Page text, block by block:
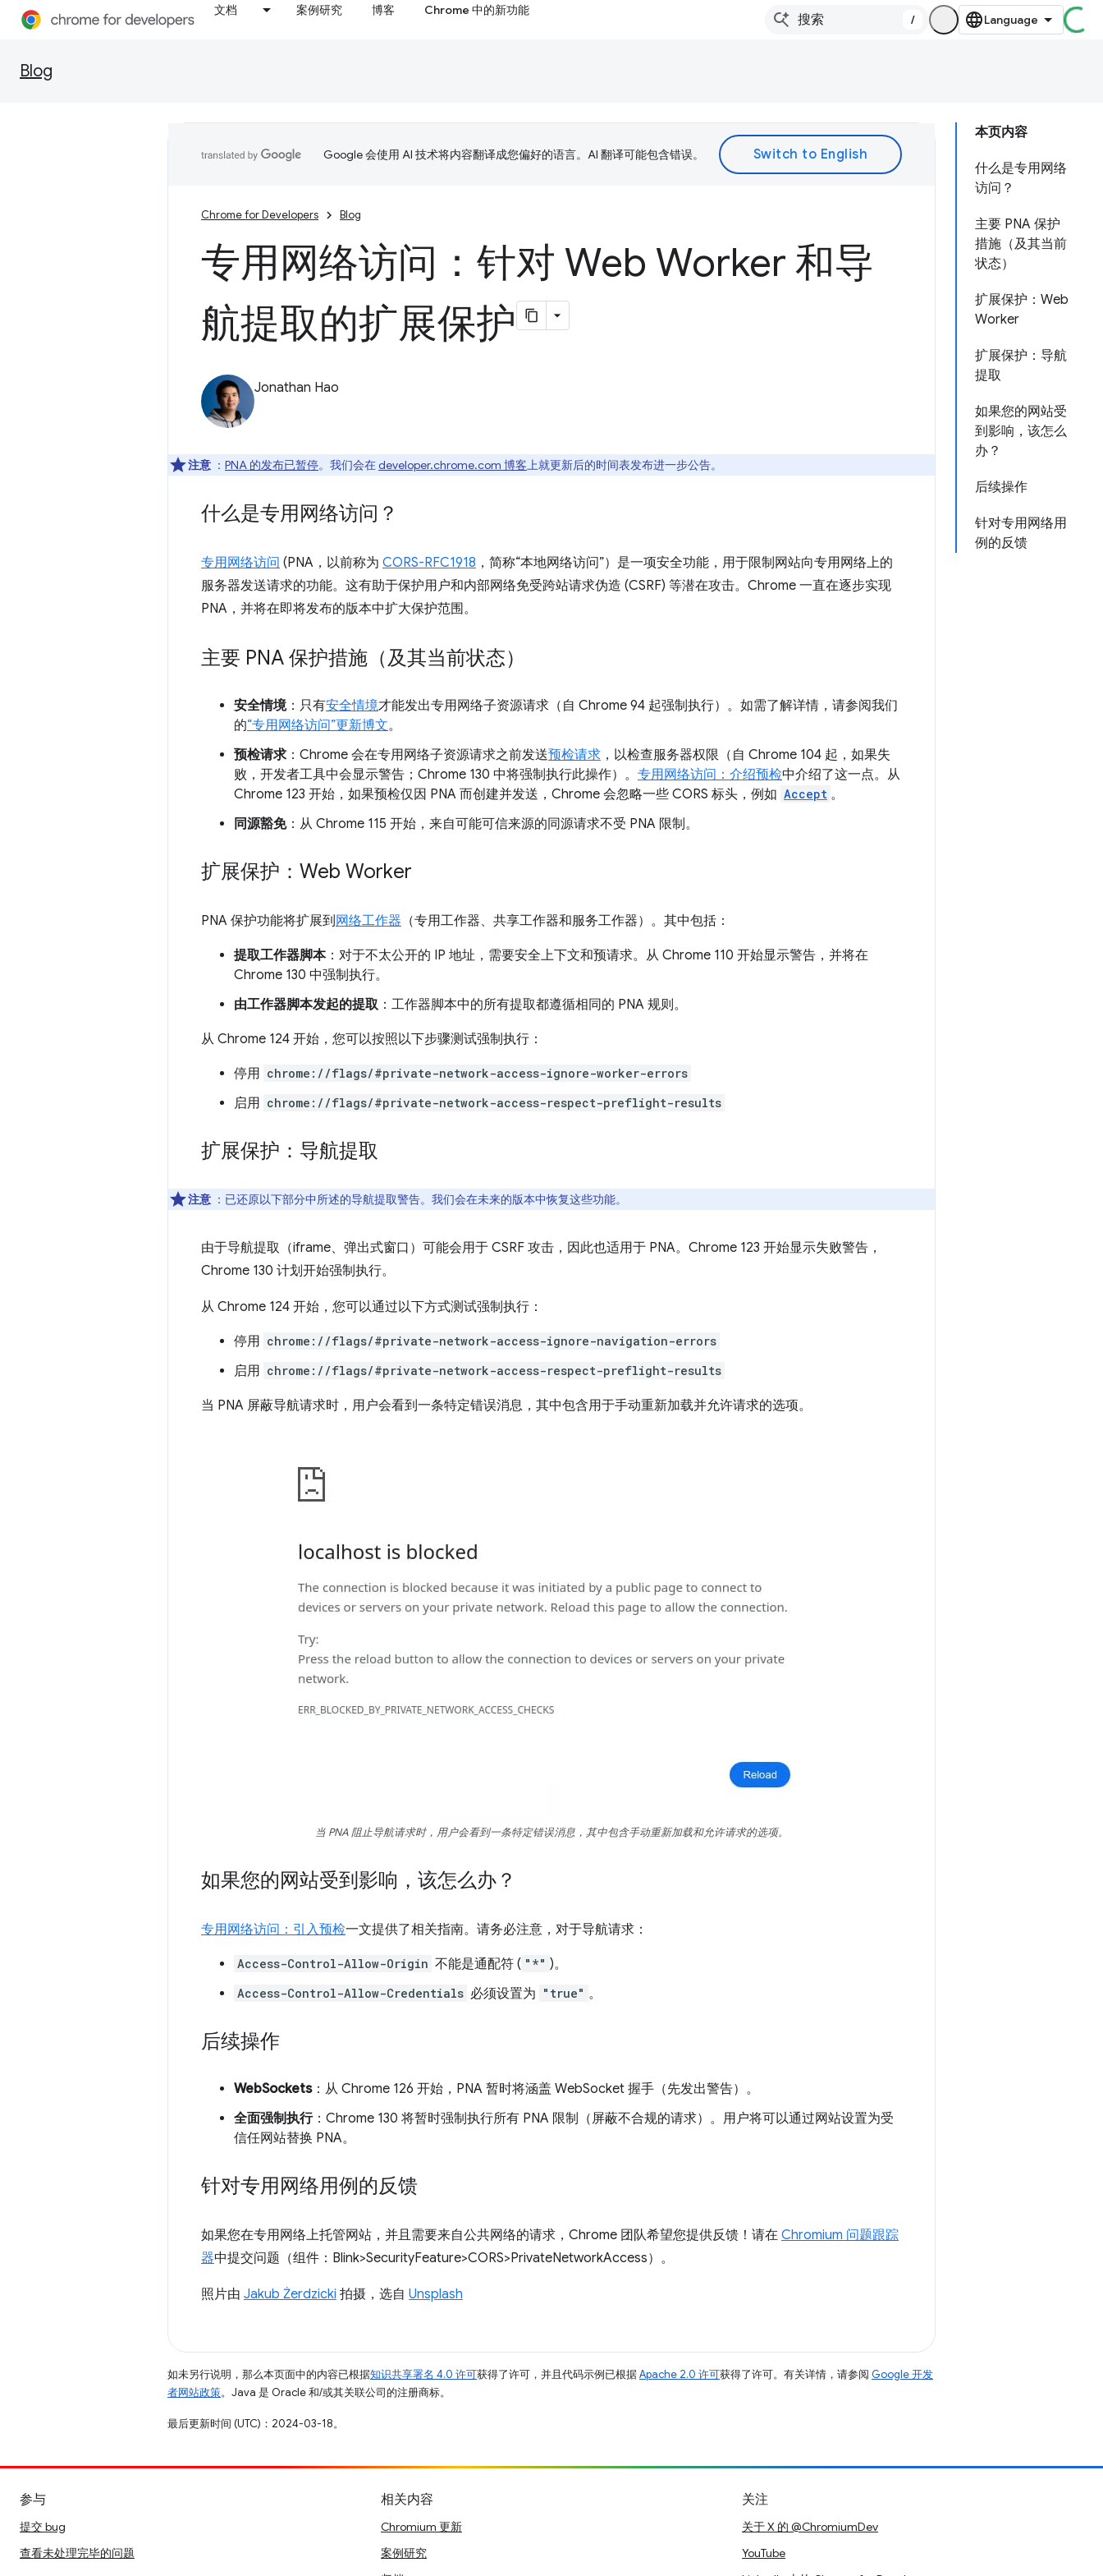
文档 案例研究 博客 Chrome 中的新功能
/
Blog
本页内容
什么是专用网络
访问？
主要 PNA 保护
措施（及其当前
状态）
扩展保护：Web
Worker
扩展保护：导航
提取
如果您的网站受
到影响，该怎么
办？
后续操作
针对专用网络用
例的反馈
Google 会使用 AI 技术将内容翻译成您偏好的语言。AI 翻译可能包含错误。
Chrome for Developers Blog
专用网络访问：针对 Web Worker 和导
航提取的扩展保护
Jonathan Hao
注意 ： PNA 的发布已暂停。我们会在developer.chrome.com 博客上就更新后的时间表发布进一步公告。
什么是专用网络访问？
专用网络访问 (PNA，以前称为 CORS-RFC1918 ，简称“本地网络访问”）是一项安全功能，用于限制网站向专用网络上的
服务器发送请求的功能。这有助于保护用户和内部网络免受跨站请求伪造 (CSRF) 等潜在攻击。Chrome 一直在逐步实现
PNA，并将在即将发布的版本中扩大保护范围。
主要 PNA 保护措施（及其当前状态）
安全情境：只有安全情境才能发出专用网络子资源请求（自 Chrome 94 起强制执行）。如需了解详情，请参阅我们
的“专用网络访问”更新博文。
预检请求 ：Chrome 会在专用网络子资源请求之前发送预检请求 ，以检查服务器权限（自 Chrome 104 起，如果失
败，开发者工具中会显示警告；Chrome 130 中将强制执行此操作）。 专用网络访问：介绍预检中介绍了这一点。从
Chrome 123 开始，如果预检仅因 PNA 而创建并发送，Chrome 会忽略一些 CORS 标头，例如 Accept 。
同源豁免：从 Chrome 115 开始，来自可能可信来源的同源请求不受 PNA 限制。
扩展保护：Web Worker
PNA 保护功能将扩展到 网络工作器 （专用工作器、共享工作器和服务工作器）。其中包括：
提取工作器脚本：对于不太公开的 IP 地址，需要安全上下文和预请求。从 Chrome 110 开始显示警告，并将在
Chrome 130 中强制执行。
由工作器脚本发起的提取：工作器脚本中的所有提取都遵循相同的 PNA 规则。
从 Chrome 124 开始，您可以按照以下步骤测试强制执行：
停用 chrome://flags/#private-network-access-ignore-worker-errors
启用 chrome://flags/#private-network-access-respect-preflight-results
扩展保护：导航提取
注意 ：已还原以下部分中所述的导航提取警告。我们会在未来的版本中恢复这些功能。
由于导航提取（iframe、弹出式窗口）可能会用于 CSRF 攻击，因此也适用于 PNA。Chrome 123 开始显示失败警告，
Chrome 130 计划开始强制执行。
从 Chrome 124 开始，您可以通过以下方式测试强制执行：
停用 chrome://flags/#private-network-access-ignore-navigation-errors
启用 chrome://flags/#private-network-access-respect-preflight-results
当 PNA 屏蔽导航请求时，用户会看到一条特定错误消息，其中包含用于手动重新加载并允许请求的选项。
当 PNA 阻止导航请求时，用户会看到一条特定错误消息，其中包含手动重新加载和允许请求的选项。
如果您的网站受到影响，该怎么办？
专用网络访问：引入预检一文提供了相关指南。请务必注意，对于导航请求：
Access-Control-Allow-Origin 不能是通配符 ( "*" )。
Access-Control-Allow-Credentials 必须设置为 "true" 。
后续操作
WebSockets：从 Chrome 126 开始，PNA 暂时将涵盖 WebSocket 握手（先发出警告）。
全面强制执行：Chrome 130 将暂时强制执行所有 PNA 限制（屏蔽不合规的请求）。用户将可以通过网站设置为受
信任网站替换 PNA。
针对专用网络用例的反馈
如果您在专用网络上托管网站，并且需要来自公共网络的请求，Chrome 团队希望您提供反馈！请在 Chromium 问题跟踪
器中提交问题（组件：Blink>SecurityFeature>CORS>PrivateNetworkAccess）。
照片由 Jakub Żerdzicki 拍摄，选自 Unsplash
如未另行说明，那么本页面中的内容已根据知识共享署名 4.0 许可获得了许可，并且代码示例已根据Apache 2.0 许可获得了许可。有关详情，请参阅 Google 开发
者网站政策。Java 是 Oracle 和/或其关联公司的注册商标。
最后更新时间 (UTC)：2024-03-18。
参与
提交 bug
查看未处理完毕的问题
相关内容
Chromium 更新
案例研究
关注
关于 X 的 @ChromiumDev
YouTube